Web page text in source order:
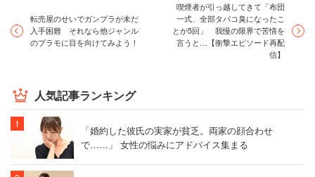
転売屋のせいでガンプラが未だ
入手困難 それなら他ジャンル
のプラモに目を向けてみよう！
喫煙者が引っ越してきて「布団
一式、全部タバコ臭になったこ
とが5回」 我慢の限界で苦情を
言うと…【衝撃エピソード再配
信】
人気記事ランキング
「婚約した彼氏の実家が貧乏。両家の顔合わせ
で……」 女性の悩みにアドバイス集まる